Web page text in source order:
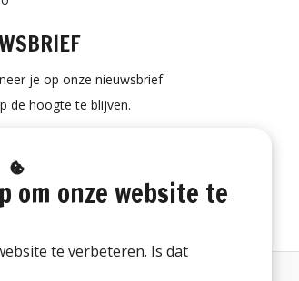
je op onze nieuwsbrief
de hoogte te blijven.
om onze website te
te verbeteren. Is dat